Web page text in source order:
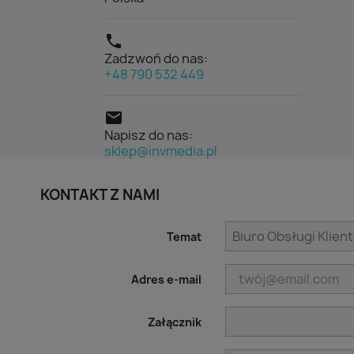

Zadzwoń do nas:
+48 790 532 449

Napisz do nas:
sklep@invmedia.pl
KONTAKT Z NAMI
Temat
Adres e-mail
Załącznik